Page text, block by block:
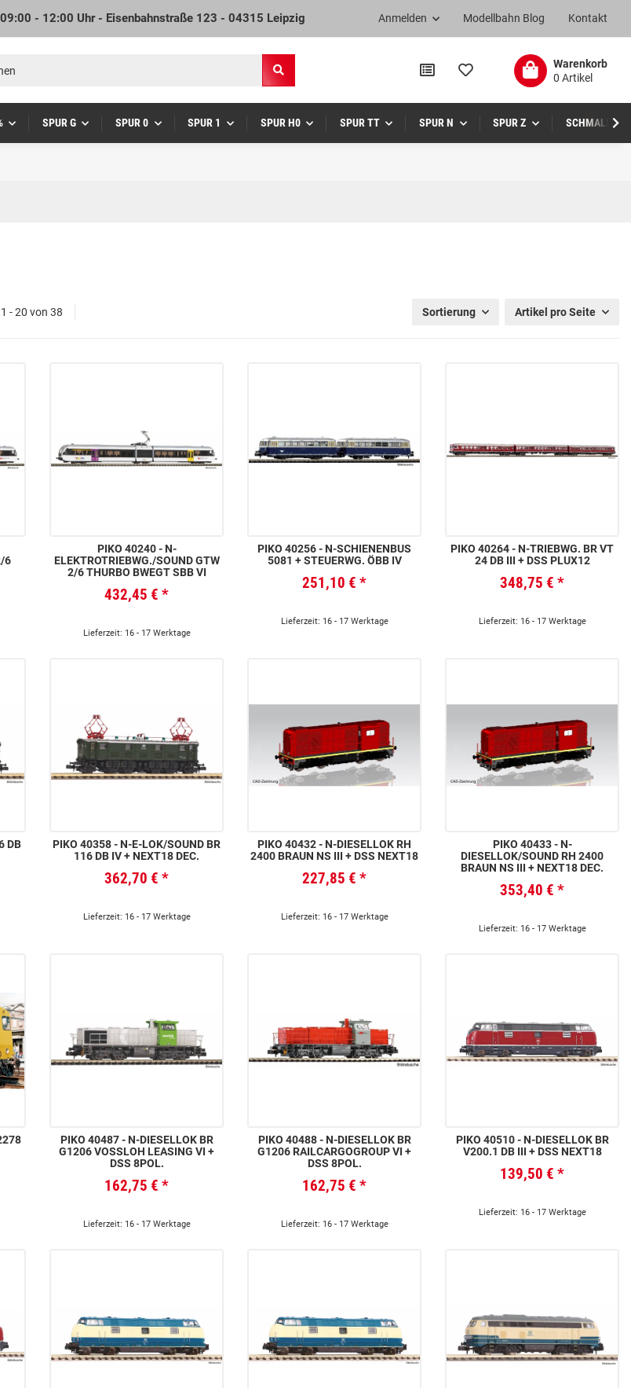
- 12:00 Uhr - Eisenbahnstraße 123 - 04315 Leipzig Kontakt
Modellbahn Blog
Anmelden
Warenkorb
0 Artikel
SPUR G SPUR 0 SPUR 1 SPUR H0 SPUR TT SPUR N SPUR Z SCHMALSPUR
Sortierung Artikel pro Seite
- 20 von 38
6
PIKO 40240 - N-
ELEKTROTRIEBWG./SOUND GTW
2/6 THURBO BWEGT SBB VI
432,45 € *
Lieferzeit: 16 - 17 Werktage
PIKO 40256 - N-SCHIENENBUS
5081 + STEUERWG. ÖBB IV
251,10 € *
Lieferzeit: 16 - 17 Werktage
PIKO 40264 - N-TRIEBWG. BR VT
24 DB III + DSS PLUX12
348,75 € *
Lieferzeit: 16 - 17 Werktage
PIKO 40358 - N-E-LOK/SOUND BR
116 DB IV + NEXT18 DEC.
362,70 € *
Lieferzeit: 16 - 17 Werktage
PIKO 40432 - N-DIESELLOK RH
2400 BRAUN NS III + DSS NEXT18
227,85 € *
Lieferzeit: 16 - 17 Werktage
PIKO 40433 - N-
DIESELLOK/SOUND RH 2400
BRAUN NS III + NEXT18 DEC.
353,40 € *
Lieferzeit: 16 - 17 Werktage
PIKO 40487 - N-DIESELLOK BR
G1206 VOSSLOH LEASING VI +
DSS 8POL.
162,75 € *
Lieferzeit: 16 - 17 Werktage
PIKO 40488 - N-DIESELLOK BR
G1206 RAILCARGOGROUP VI +
DSS 8POL.
162,75 € *
Lieferzeit: 16 - 17 Werktage
PIKO 40510 - N-DIESELLOK BR
V200.1 DB III + DSS NEXT18
139,50 € *
Lieferzeit: 16 - 17 Werktage